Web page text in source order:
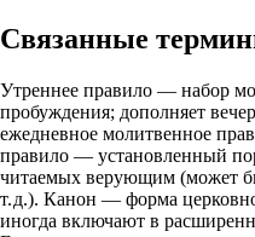
Связанные
Утреннее правило — набор
пробуждения; дополняет
ежедневное молитвенное
правило — установленный
читаемых верующим (может
т. д.). Канон — форма
иногда включают в